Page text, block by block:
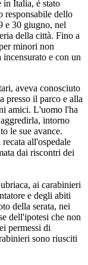
in Italia, è stato
responsabile dello
e 30 giugno, nel
della città. Fino a
minori non
e con un
aveva conosciuto
presso il parco e alla
amici. L'uomo l'ha
intorno
le sue avance.
all'ospedale
dai riscontri dei
ai carabinieri
e degli abiti
della serata, nei
dell'ipotesi che non
permessi di
sono riusciti